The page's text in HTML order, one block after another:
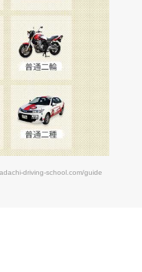
driving-school.com/guide